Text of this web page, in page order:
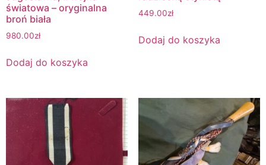
światowa – oryginalna
broń biała
980.00zł
Dodaj do koszyka
449.00zł
Dodaj do koszyka